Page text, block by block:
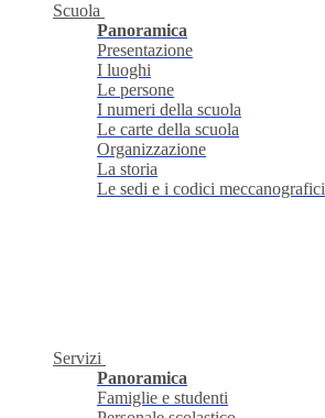
Scuola
Panoramica
Presentazione
I luoghi
Le persone
I numeri della scuola
Le carte della scuola
Organizzazione
La storia
Le sedi e i codici meccanografici
Servizi
Panoramica
Famiglie e studenti